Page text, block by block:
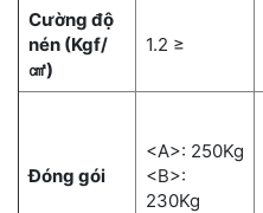
Cường độ
nén (Kgf/
㎠)
1.2 ≥
Đóng gói
<A>: 250Kg
<B>:
230Kg